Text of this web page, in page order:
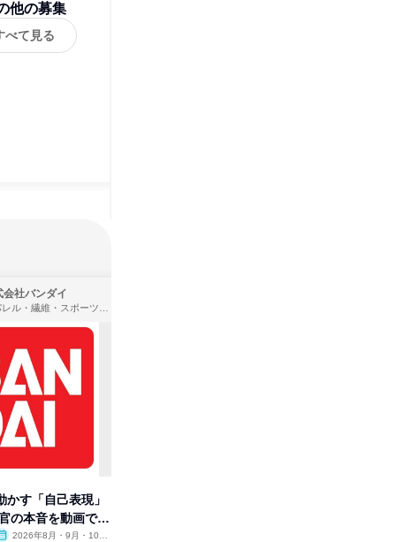
他の募集
べて見る
会社バンダイ
アパレル・繊維・スポーツメーカー、製造・メーカー、ゲーム制作・販売
かす「自己表現」
の本音を動画で公
2026年8月・9月・10